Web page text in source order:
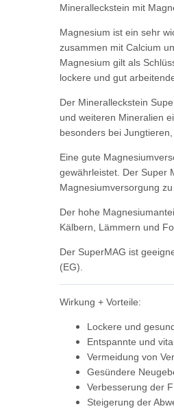
Mineralleckstein mit
Magnesium ist ein sehr
zusammen mit Calcium
Magnesium gilt als
lockere und gut
Der Mineralleckstein
und weiteren Mineralien
besonders bei
Eine gute
gewährleistet. Der Super
Magnesiumversorgung
Der hohe
Kälbern, Lämmern und
Der SuperMAG ist
(EG).
Wirkung + Vorteile:
Lockere und
Entspannte und
Vermeidung von
Gesündere
Verbesserung der
Steigerung der